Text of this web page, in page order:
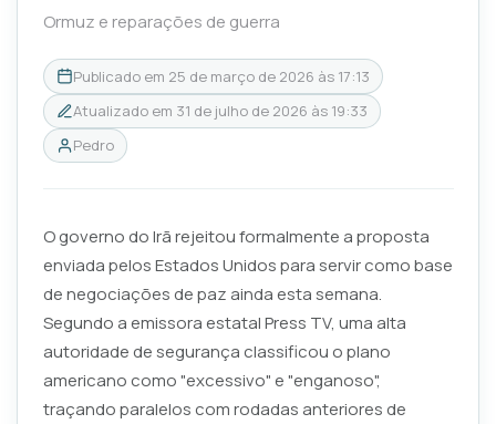
Ormuz e reparações de guerra
Publicado em 25 de março de 2026 às 17:13
Atualizado em 31 de julho de 2026 às 19:33
Pedro
O governo do Irã rejeitou formalmente a proposta
enviada pelos Estados Unidos para servir como base
de negociações de paz ainda esta semana.
Segundo a emissora estatal Press TV, uma alta
autoridade de segurança classificou o plano
americano como "excessivo" e "enganoso",
traçando paralelos com rodadas anteriores de